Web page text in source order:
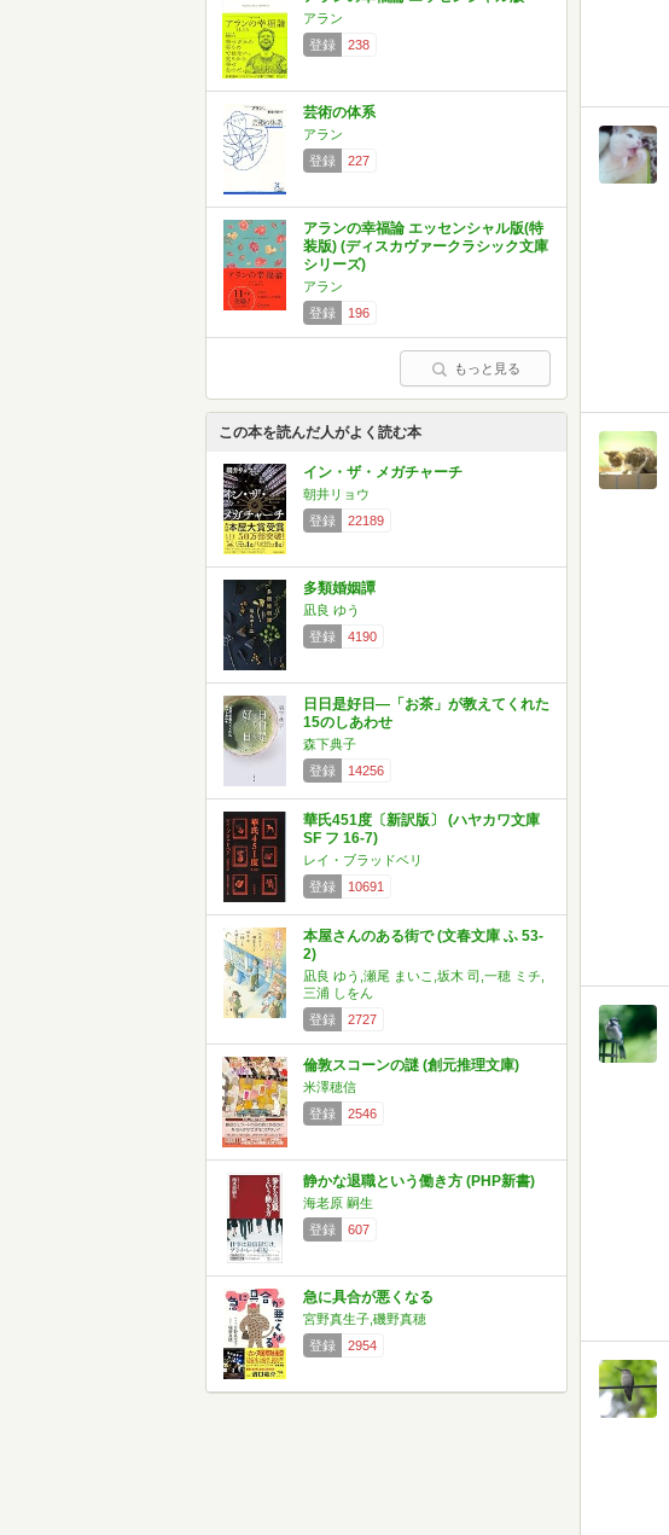
アラン
登録
238
芸術の体系
アラン
登録
227
アランの幸福論 エッセンシャル版(特
装版) (ディスカヴァークラシック文庫
シリーズ)
アラン
登録
196
もっと見る
この本を読んだ人がよく読む本
イン・ザ・メガチャーチ
朝井リョウ
登録
22189
多類婚姻譚
凪良 ゆう
登録
4190
日日是好日―「お茶」が教えてくれた
15のしあわせ
森下典子
登録
14256
華氏451度〔新訳版〕 (ハヤカワ文庫
SF フ 16-7)
レイ・ブラッドベリ
登録
10691
本屋さんのある街で (文春文庫 ふ 53-
2)
凪良 ゆう,瀬尾 まいこ,坂木 司,一穂 ミチ,
三浦 しをん
登録
2727
倫敦スコーンの謎 (創元推理文庫)
米澤穂信
登録
2546
静かな退職という働き方 (PHP新書)
海老原 嗣生
登録
607
急に具合が悪くなる
宮野真生子,磯野真穂
登録
2954